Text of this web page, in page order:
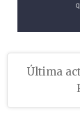
Última